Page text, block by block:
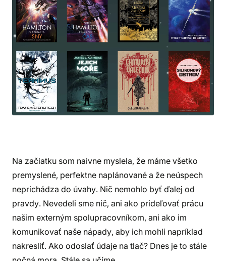
Na začiatku som naivne myslela, že máme všetko
premyslené, perfektne naplánované a že neúspech
neprichádza do úvahy. Nič nemohlo byť ďalej od
pravdy. Nevedeli sme nič, ani ako prideľovať prácu
našim externým spolupracovníkom, ani ako im
komunikovať naše nápady, aby ich mohli napríklad
nakresliť. Ako odoslať údaje na tlač? Dnes je to stále